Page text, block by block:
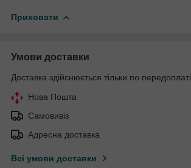
Приховати
Умови доставки
Доставка здійснюється тільки по передоплаті.
Нова Пошта
Самовивіз
Адресна доставка
Всі умови доставки